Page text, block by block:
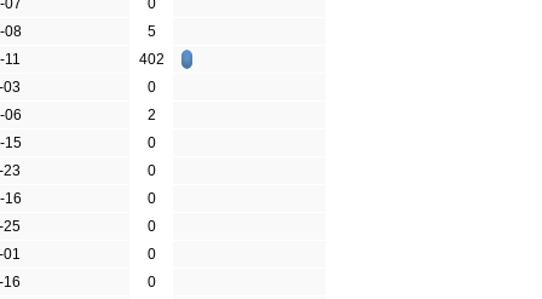
08
5
402
03
0
06
2
15
0
23
0
16
0
25
0
0
16
0